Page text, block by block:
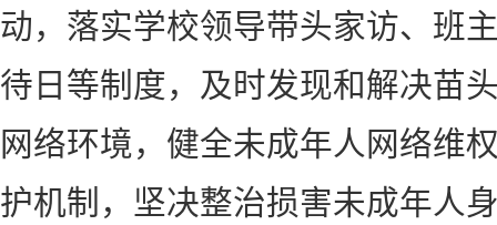
动，落实学校领导带头家访、班
待日等制度，及时发现和解决苗
网络环境，健全未成年人网络维
护机制，坚决整治损害未成年人